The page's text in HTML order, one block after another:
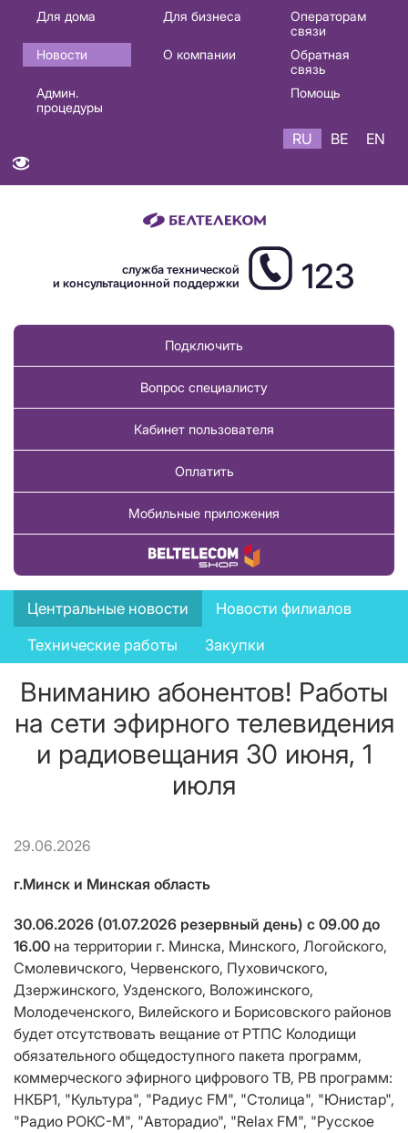
Основная
навигация
RU
Для дома Для бизнеса
Операторам
связи
Новости
О компании
Обратная
связь
Админ.
процедуры
Помощь
RU BE EN
служба технической
и консультационной поддержки
123
Подключить
Вопрос специалисту
Кабинет пользователя
Оплатить
Мобильные приложения
Купить товар
News
menu
Центральные новости
Новости филиалов
Технические работы
Закупки
Вниманию абонентов! Работы
на сети эфирного телевидения
и радиовещания 30 июня, 1
июля
29.06.2026
г.Минск и Минская область
30.06.2026 (01.07.2026 резервный день) c 09.00 до
16.00 на территории г. Минска, Минского, Логойского,
Смолевичского, Червенского, Пуховичского,
Дзержинского, Узденского, Воложинского,
Молодеченского, Вилейского и Борисовского районов
будет отсутствовать вещание от РТПС Колодищи
обязательного общедоступного пакета программ,
коммерческого эфирного цифрового ТВ, РВ программ:
НКБР1, "Культура", "Радиус FM", "Столица", "Юнистар",
"Радио РОКС-M", "Авторадио", "Relax FM", "Русское